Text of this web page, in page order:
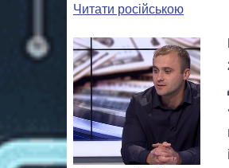
Читати російською